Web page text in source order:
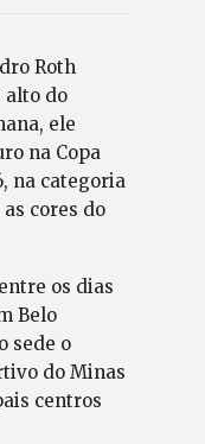
Roth
alto do
ele
na Copa
na categoria
cores do
os dias
Belo
sede o
do Minas
centros